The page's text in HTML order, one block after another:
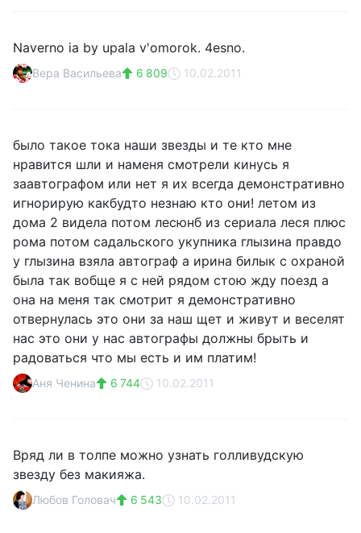
Naverno ia by upala v'omorok. 4esno.
Вера Васильева 6 809 10.02.2011
было такое тока наши звезды и те кто мне
нравится шли и наменя смотрели кинусь я
заавтографом или нет я их всегда демонстративно
игнорирую какбудто незнаю кто они! летом из
дома 2 видела потом лесюнб из сериала леся плюс
рома потом садальского укупника глызина правдо
у глызина взяла автограф а ирина билык с охраной
была так вобще я с ней рядом стою жду поезд а
она на меня так смотрит я демонстративно
отвернулась это они за наш щет и живут и веселят
нас это они у нас автографы должны брыть и
радоваться что мы есть и им платим!
Аня Ченина 6 744 10.02.2011
Вряд ли в толпе можно узнать голливудскую
звезду без макияжа.
Любов Головач 6 543 10.02.2011